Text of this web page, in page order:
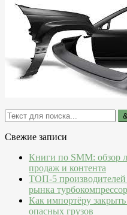
Свежие записи
Книги по SMM: обзор
продаж и контента
ТОП-5
рынка
Как импортёру закрыть
опасных грузов